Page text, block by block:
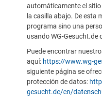
automáticamente el
la casilla abajo. De esta
programa sino una
usando WG-Gesucht.de
Puede encontrar
aquí: https://www.wg-
siguiente página se
protección de datos:
gesucht.de/en/